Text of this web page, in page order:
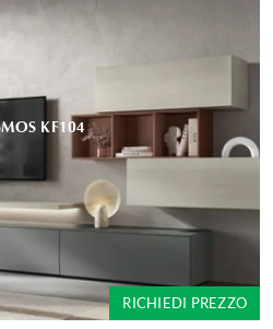
KF104
RICHIEDI PREZZO